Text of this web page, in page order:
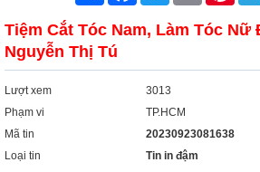
Tiệm Cắt Tóc Nam, Làm Tóc
Nguyễn Thị Tú
Lượt xem
3013
Phạm vi
TP.HCM
Mã tin
20230923081638
Loại tin
Tin in đậm